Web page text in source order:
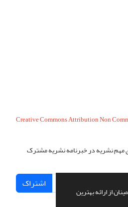
از ارائه بهترین
Creative Commons Attribution Non
مهم نشریه در خبرنامه نشریه مشترک
اشتراک